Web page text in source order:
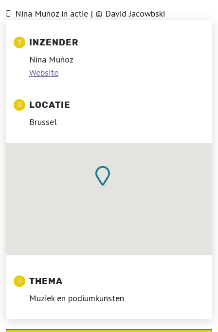
Nina Muñoz in actie | © David Jacowbski
INZENDER
Nina Muñoz
Website
LOCATIE
Brussel
THEMA
Muziek en podiumkunsten